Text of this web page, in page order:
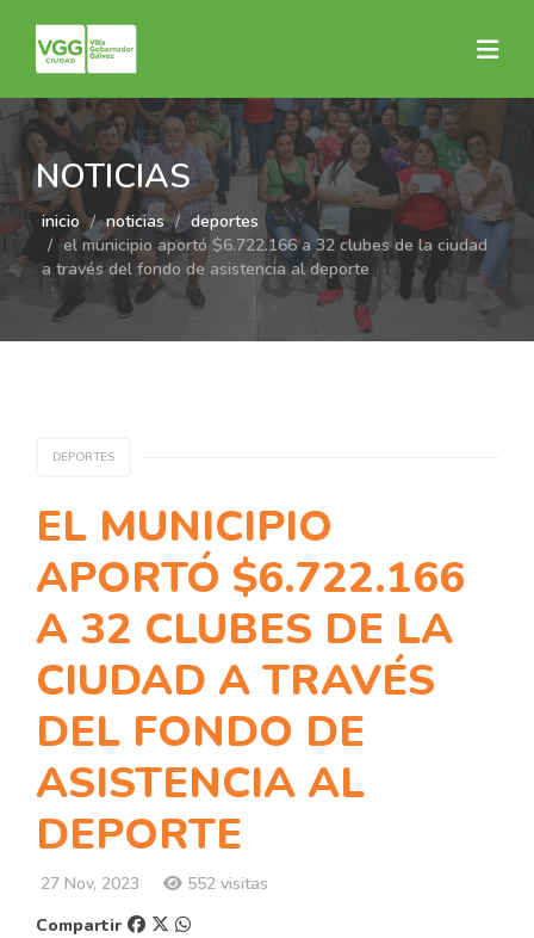
NOTICIAS
inicio noticias
deportes
el municipio aportó $6.722.166 a 32 clubes de la ciudad
a través del fondo de asistencia al deporte
DEPORTES
EL MUNICIPIO
APORTÓ $6.722.166
A 32 CLUBES DE LA
CIUDAD A TRAVÉS
DEL FONDO DE
ASISTENCIA AL
DEPORTE
27 Nov, 2023
552 visitas
Compartir